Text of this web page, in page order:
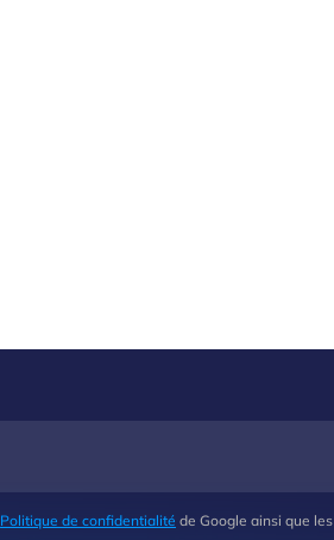
Politique de confidentialité de Google ainsi que les